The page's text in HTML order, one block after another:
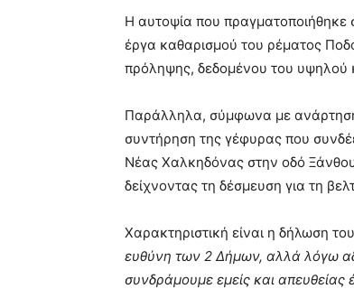
Η αυτοψία που πραγματοποιήθηκε
έργα καθαρισμού του ρέματος
πρόληψης, δεδομένου του
Παράλληλα, σύμφωνα με ανάρτηση
συντήρηση της γέφυρας που
Νέας Χαλκηδόνας στην οδό
δείχνοντας τη δέσμευση για τη
Χαρακτηριστική είναι η δήλωση
ευθύνη των 2 Δήμων, αλλά λόγω
συνδράμουμε εμείς και